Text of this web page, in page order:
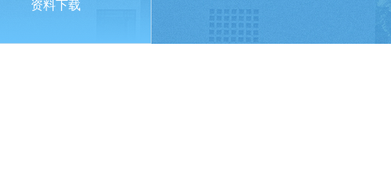
资料下载